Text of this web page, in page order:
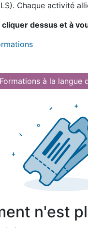
Chaque activité
dessus et à
Formations à la langue
n'est